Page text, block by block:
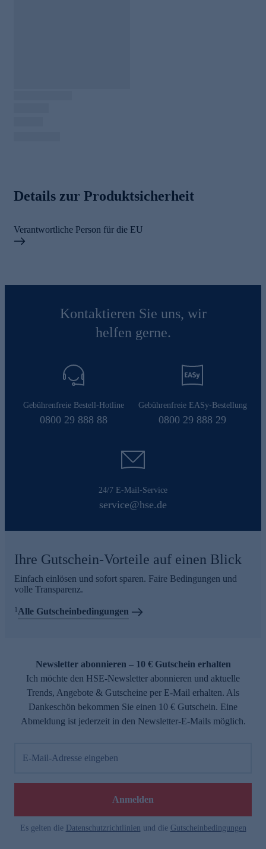
Details zur Produktsicherheit
Verantwortliche Person für die EU
Kontaktieren Sie uns, wir
helfen gerne.
Gebührenfreie Bestell-Hotline
0800 29 888 88
Gebührenfreie EASy-Bestellung
0800 29 888 29
24/7 E-Mail-Service
service@hse.de
Ihre Gutschein-Vorteile auf einen Blick
Einfach einlösen und sofort sparen. Faire Bedingungen und
volle Transparenz.
1 Alle Gutscheinbedingungen
Newsletter abonnieren – 10 € Gutschein erhalten
Ich möchte den HSE-Newsletter abonnieren und aktuelle
Trends, Angebote & Gutscheine per E-Mail erhalten. Als
Dankeschön bekommen Sie einen 10 € Gutschein. Eine
Abmeldung ist jederzeit in den Newsletter-E-Mails möglich.
E-Mail-Adresse eingeben
Anmelden
Es gelten die Datenschutzrichtlinien und die Gutscheinbedingungen